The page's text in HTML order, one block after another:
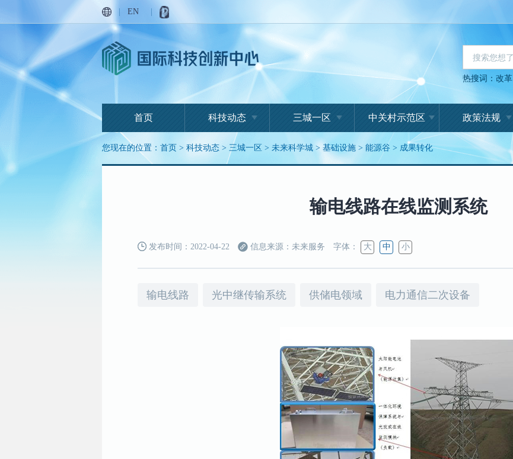
EN
热搜词：改革
首页 科技动态 三城一区 中关村示范区 政策法规
您现在的位置： 首页 > 科技动态 > 三城一区 > 未来科学城 > 基础设施 > 能源谷 > 成果转化
输电线路在线监测系统
发布时间：2022-04-22 信息来源：未来服务 字体： 大 中 小
输电线路 光中继传输系统 供储电领域 电力通信二次设备